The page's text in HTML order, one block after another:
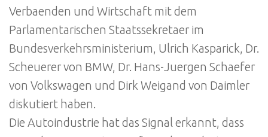
Verbaenden und Wirtschaft mit dem
Parlamentarischen Staatssekretaer im
Bundesverkehrsministerium, Ulrich Kasparick, Dr.
Scheuerer von BMW, Dr. Hans-Juergen Schaefer
von Volkswagen und Dirk Weigand von Daimler
diskutiert haben.
Die Autoindustrie hat das Signal erkannt, dass